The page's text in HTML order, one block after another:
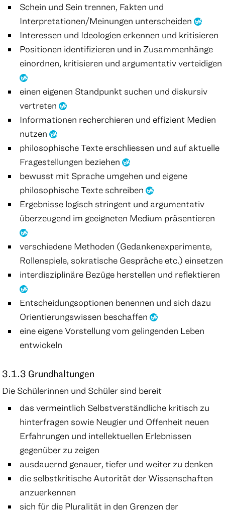
Schein und Sein trennen, Fakten und
Interpretationen/Meinungen unterscheiden
Interessen und Ideologien erkennen und kritisieren
Positionen identifizieren und in Zusammenhänge
einordnen, kritisieren und argumentativ verteidigen
einen eigenen Standpunkt suchen und diskursiv
vertreten
Informationen recherchieren und effizient Medien
nutzen
philosophische Texte erschliessen und auf aktuelle
Fragestellungen beziehen
bewusst mit Sprache umgehen und eigene
philosophische Texte schreiben
Ergebnisse logisch stringent und argumentativ
überzeugend im geeigneten Medium präsentieren
verschiedene Methoden (Gedankenexperimente,
Rollenspiele, sokratische Gespräche etc.) einsetzen
interdisziplinäre Bezüge herstellen und reflektieren
Entscheidungsoptionen benennen und sich dazu
Orientierungswissen beschaffen
eine eigene Vorstellung vom gelingenden Leben
entwickeln
3.1.3 Grundhaltungen
Die Schülerinnen und Schüler sind bereit
das vermeintlich Selbstverständliche kritisch zu
hinterfragen sowie Neugier und Offenheit neuen
Erfahrungen und intellektuellen Erlebnissen
gegenüber zu zeigen
ausdauernd genauer, tiefer und weiter zu denken
die selbstkritische Autorität der Wissenschaften
anzuerkennen
sich für die Pluralität in den Grenzen der